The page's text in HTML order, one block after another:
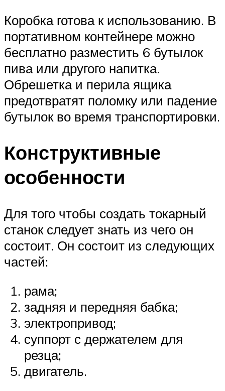
Коробка готова к использованию. В
портативном контейнере можно
бесплатно разместить 6 бутылок
пива или другого напитка.
Обрешетка и перила ящика
предотвратят поломку или падение
бутылок во время транспортировки.
Конструктивные
особенности
Для того чтобы создать токарный
станок следует знать из чего он
состоит. Он состоит из следующих
частей:
рама;
задняя и передняя бабка;
электропривод;
суппорт с держателем для
резца;
двигатель.